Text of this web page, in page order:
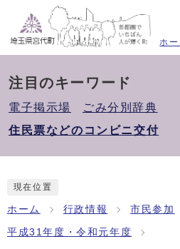
ホ
注目のキーワード
電子掲示場
ごみ分別辞典
住民票などのコンビニ交付
現在位置
ホーム 行政情報 市民参加
平成31年度・令和元年度